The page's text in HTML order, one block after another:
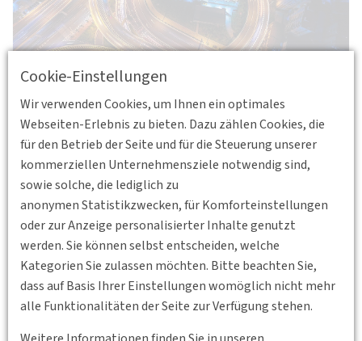
Cookie-Einstellungen
Wir verwenden Cookies, um Ihnen ein optimales
Webseiten-Erlebnis zu bieten. Dazu zählen Cookies, die
für den Betrieb der Seite und für die Steuerung unserer
kommerziellen Unternehmensziele notwendig sind,
sowie solche, die lediglich zu
anonymen Statistikzwecken, für Komforteinstellungen
oder zur Anzeige personalisierter Inhalte genutzt
werden. Sie können selbst entscheiden, welche
Kategorien Sie zulassen möchten. Bitte beachten Sie,
dass auf Basis Ihrer Einstellungen womöglich nicht mehr
alle Funktionalitäten der Seite zur Verfügung stehen.
Vorträge von Saskia Brandstäter, NVV und Benjamin
Federmann, UAS Frankfurt. Zugangsdaten können bei Dr.-Ing.
Melanie Herget, (m.herget@uni-kassel.de) erfragt werden.
Weitere Vorträge der Reihe können derPDFanbei
entnommen werden.
Downloads